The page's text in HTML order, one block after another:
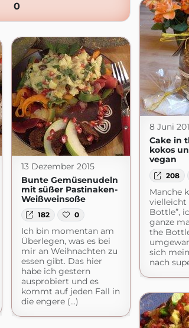
0
8 Juni
Cake in
kokos
vegan
208
Manche
vielleicht
Bottle”,
ganze
the
sich
nach
13 Dezember 2015
Bunte Gemüsenudeln
mit süßer Pastinaken-
Weißweinsoße
182 0
Ich bin momentan am
Überlegen, was es bei
mir an Weihnachten zu
essen gibt. Das hier
habe ich gestern
ausprobiert und es
kommt auf jeden Fall in
die engere (...)